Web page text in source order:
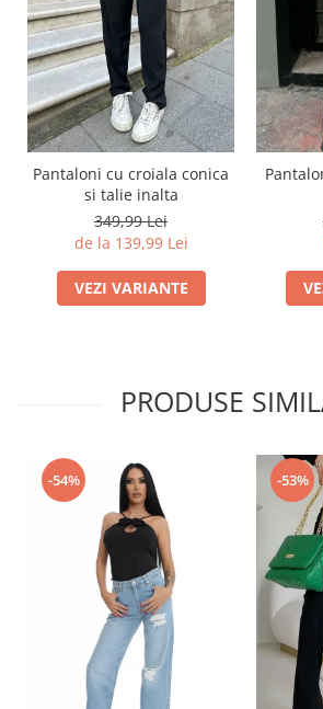
Pantaloni cu croiala conica
si talie inalta
349,99 Lei
de la 139,99 Lei
VEZI VARIANTE
PRODUSE
-54% -53%